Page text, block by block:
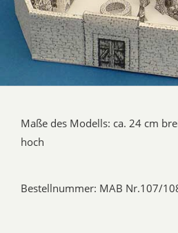
Maße des Modells: ca. 24 cm
hoch
Bestellnummer: MAB Nr.107/